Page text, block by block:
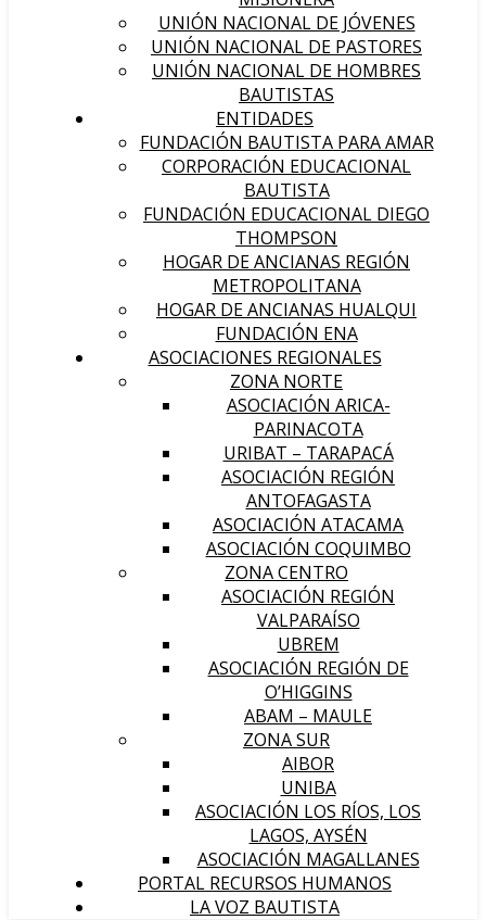
UNIÓN NACIONAL DE JÓVENES
UNIÓN NACIONAL DE PASTORES
UNIÓN NACIONAL DE HOMBRES
BAUTISTAS
ENTIDADES
FUNDACIÓN BAUTISTA PARA AMAR
CORPORACIÓN EDUCACIONAL
BAUTISTA
FUNDACIÓN EDUCACIONAL DIEGO
THOMPSON
HOGAR DE ANCIANAS REGIÓN
METROPOLITANA
HOGAR DE ANCIANAS HUALQUI
FUNDACIÓN ENA
ASOCIACIONES REGIONALES
ZONA NORTE
ASOCIACIÓN ARICA-
PARINACOTA
URIBAT – TARAPACÁ
ASOCIACIÓN REGIÓN
ANTOFAGASTA
ASOCIACIÓN ATACAMA
ASOCIACIÓN COQUIMBO
ZONA CENTRO
ASOCIACIÓN REGIÓN
VALPARAÍSO
UBREM
ASOCIACIÓN REGIÓN DE
O’HIGGINS
ABAM – MAULE
ZONA SUR
AIBOR
UNIBA
ASOCIACIÓN LOS RÍOS, LOS
LAGOS, AYSÉN
ASOCIACIÓN MAGALLANES
PORTAL RECURSOS HUMANOS
LA VOZ BAUTISTA